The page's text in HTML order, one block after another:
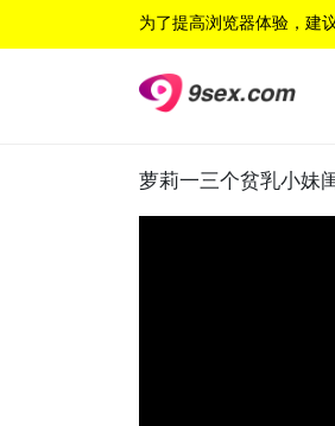
为了提高浏览器体验，建
萝莉一三个贫乳小妹